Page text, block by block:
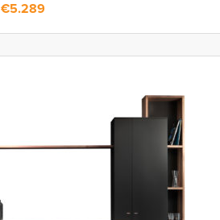
€5.289